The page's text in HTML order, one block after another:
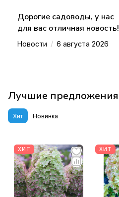
Дорогие садоводы, у нас
для вас отличная новость!
Новости / 6 августа 2026
Лучшие предложения
Хит Новинка
ХИТ ХИТ